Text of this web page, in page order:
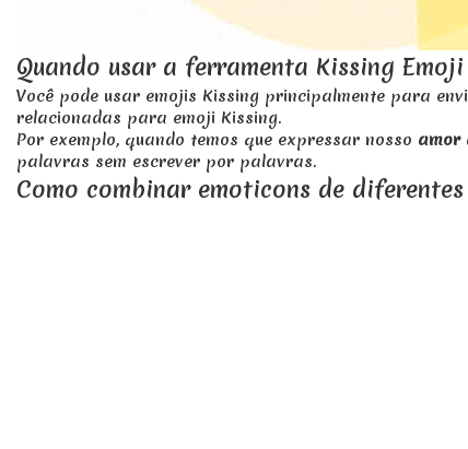
💐
Quando usar a ferramenta Kissing
Você pode usar emojis Kissing principalmente para
relacionadas para emoji Kissing.
Por exemplo, quando temos que expressar nosso amor
palavras sem escrever por palavras.
Como combinar emoticons de